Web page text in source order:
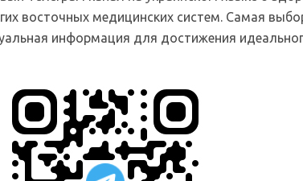
восточных медицинских систем. Самая
информация для достижения